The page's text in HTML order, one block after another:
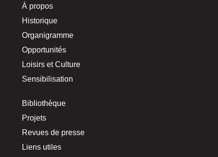
À propos
Historique
Organigramme
Opportunités
Loisirs et Culture
Sensibilisation
Bibliothèque
Projets
Revues de presse
Liens utiles